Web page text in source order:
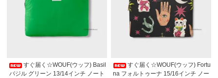
すぐ届く☆WOUF(ウッフ) Basil
バジル グリーン 13/14インチ ノート
すぐ届く☆WOUF(ウッフ) Fortu
na フォルトゥーナ 15/16インチ ノー